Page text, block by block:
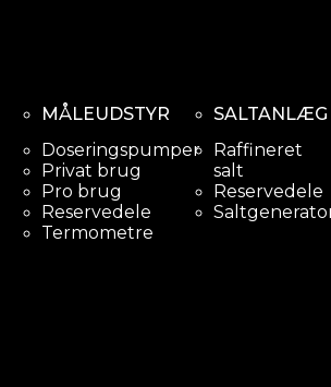
MÅLEUDSTYR
Doseringspumper
Privat brug
Pro brug
Reservedele
Termometre
SALTANLÆG
Raffineret
salt
Reservedele